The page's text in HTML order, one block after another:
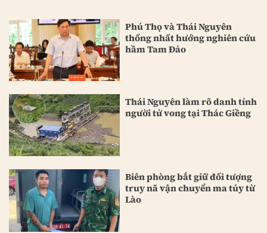
Phú Thọ và Thái Nguyên
thống nhất hướng nghiên cứu
hầm Tam Đảo
Thái Nguyên làm rõ danh tính
người tử vong tại Thác Giềng
Biên phòng bắt giữ đối tượng
truy nã vận chuyển ma túy từ
Lào